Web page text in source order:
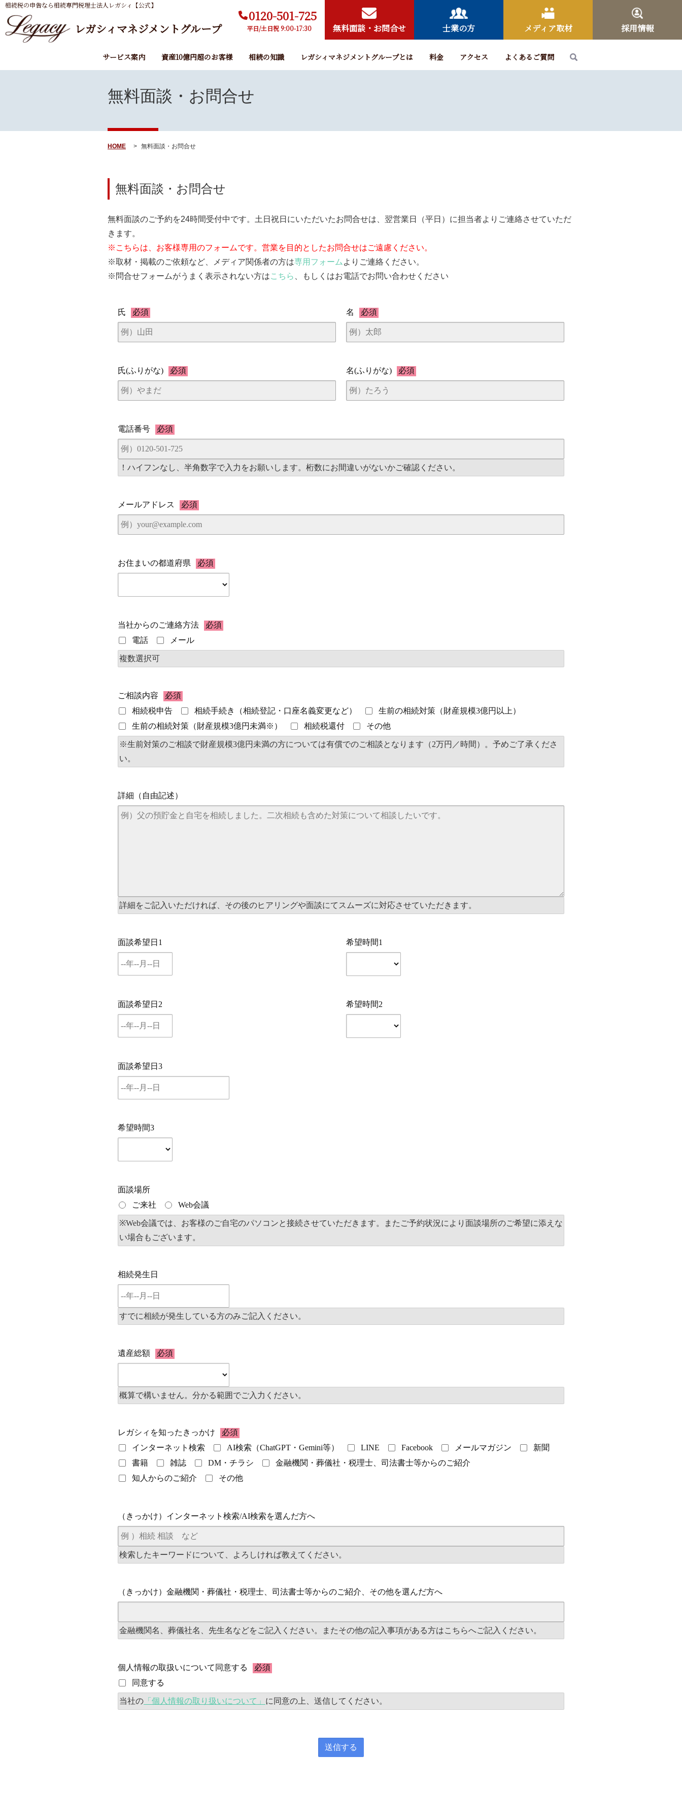
相続税の申告なら相続専門税理士法人レガシィ【公式】
レガシィマネジメントグループ
0120-501-725
平日/土日祝 9:00-17:30 無料面談・お問合せ 士業の方 メディア取材 採用情報
サービス案内 資産10億円超のお客様 相続の知識 レガシィマネジメントグループとは 料金 アクセス よくあるご質問
無料面談・お問合せ
HOME 無料面談・お問合せ
無料面談・お問合せ
無料面談のご予約を24時間受付中です。土日祝日にいただいたお問合せは、翌営業日（平日）に担当者よりご連絡させていただ
きます。
※こちらは、お客様専用のフォームです。営業を目的としたお問合せはご遠慮ください。
※取材・掲載のご依頼など、メディア関係者の方は専用フォーム よりご連絡ください。
※問合せフォームがうまく表示されない方はこちら 、もしくはお電話でお問い合わせください